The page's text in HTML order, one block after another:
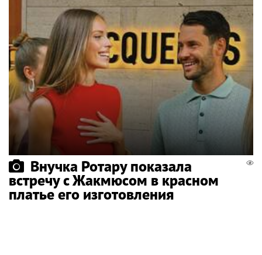
Внучка Ротару показала
встречу с Жакмюсом в красном
платье его изготовления